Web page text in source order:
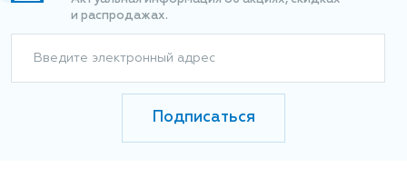
и распродажах.
Введите электронный адрес
Подписаться